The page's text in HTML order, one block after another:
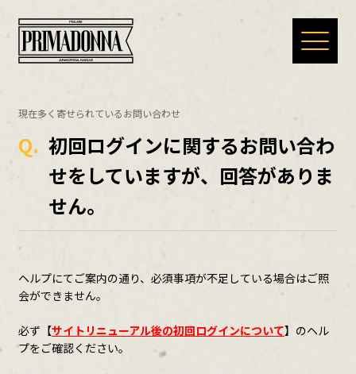
HOME
NEWS
SPECIAL
MOVIE
DIGITAL MAGAZINE
現在多く寄せられているお問い合わせ
Q. 初回ログインに関するお問い合わ
せをしていますが、回答がありま
せん。
ヘルプにてご案内の通り、必須事項が不足している場合はご照
会ができません。
必ず【サイトリニューアル後の初回ログインについて】のヘル
プをご確認ください。